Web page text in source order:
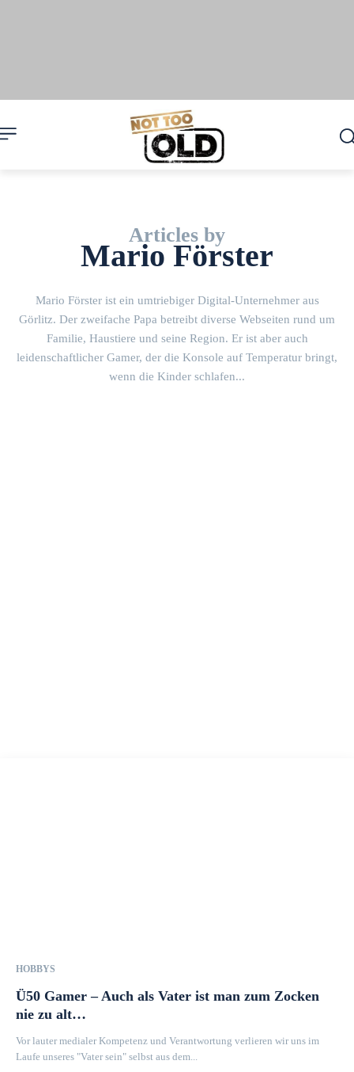
Articles by
Mario Förster
Mario Förster ist ein umtriebiger Digital-Unternehmer aus
Görlitz. Der zweifache Papa betreibt diverse Webseiten rund um
Familie, Haustiere und seine Region. Er ist aber auch
leidenschaftlicher Gamer, der die Konsole auf Temperatur bringt,
wenn die Kinder schlafen...
HOBBYS
Ü50 Gamer – Auch als Vater ist man zum Zocken
nie zu alt…
Vor lauter medialer Kompetenz und Verantwortung verlieren wir uns im
Laufe unseres "Vater sein" selbst aus dem...